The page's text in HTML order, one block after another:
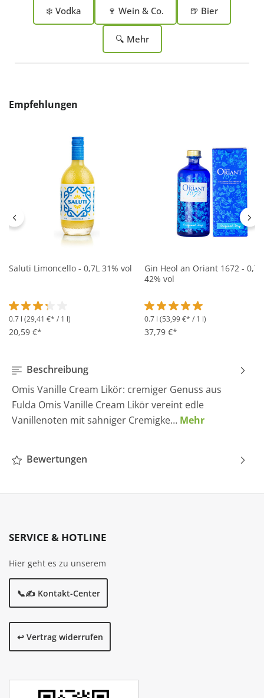
❄️ Vodka 🍷 Wein & Co. 🍺 Bier
🔍 Mehr
Produktgalerie überspringen
Empfehlungen
Saluti Limoncello - 0,7L 31% vol
Durchschnittliche Bewertung von 3.2 von 5 Sternen
0.7 l (29,41 €* / 1 l)
20,59 €*
Gin Heol an Oriant 1672 - 0,7L
42% vol
Durchschnittliche
0.7 l (53,99 €* / 1 l)
37,79 €*
Beschreibung
Omis Vanille Cream Likör: cremiger Genuss aus
Fulda Omis Vanille Cream Likör vereint edle
Vanillenoten mit sahniger Cremigke… Mehr
Bewertungen
SERVICE & HOTLINE
Hier geht es zu unserem
📞✍️ Kontakt-Center
↩️ Vertrag widerrufen